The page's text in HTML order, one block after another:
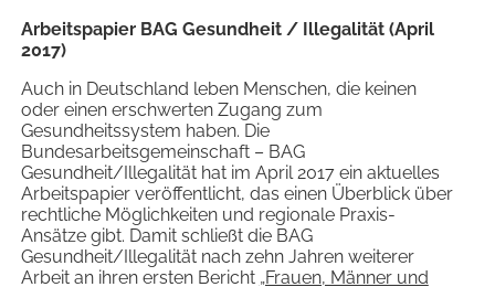
Arbeitspapier BAG Gesundheit / Illegalität (April
2017)
Auch in Deutschland leben Menschen, die keinen
oder einen erschwerten Zugang zum
Gesundheitssystem haben. Die
Bundesarbeitsgemeinschaft – BAG
Gesundheit/Illegalität hat im April 2017 ein aktuelles
Arbeitspapier veröffentlicht, das einen Überblick über
rechtliche Möglichkeiten und regionale Praxis-
Ansätze gibt. Damit schließt die BAG
Gesundheit/Illegalität nach zehn Jahren weiterer
Arbeit an ihren ersten Bericht „Frauen, Männer und